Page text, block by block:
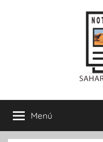
Sahara
Noticias
Menú